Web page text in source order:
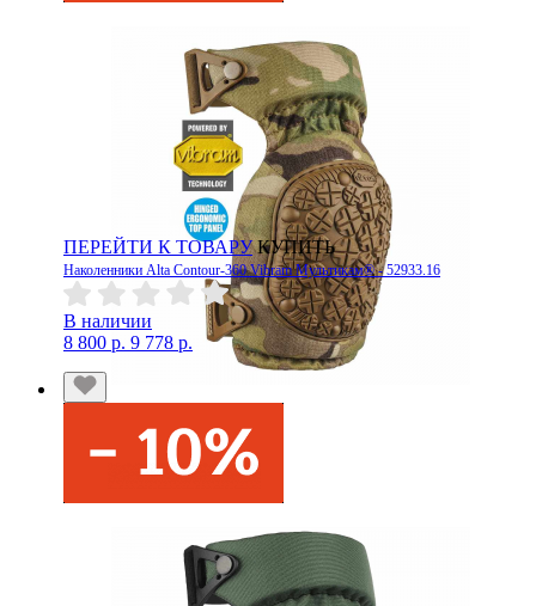
ПЕРЕЙТИ К ТОВАРУ КУПИТЬ
Наколенники Alta Contour-360 Vibram Мультикам® - 52933.16
В наличии
8 800 р. 9 778 р.